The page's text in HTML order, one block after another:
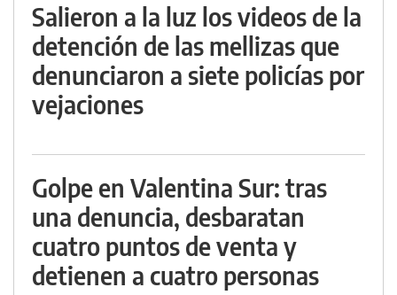
Salieron a la luz los videos de la
detención de las mellizas que
denunciaron a siete policías por
vejaciones
Golpe en Valentina Sur: tras
una denuncia, desbaratan
cuatro puntos de venta y
detienen a cuatro personas